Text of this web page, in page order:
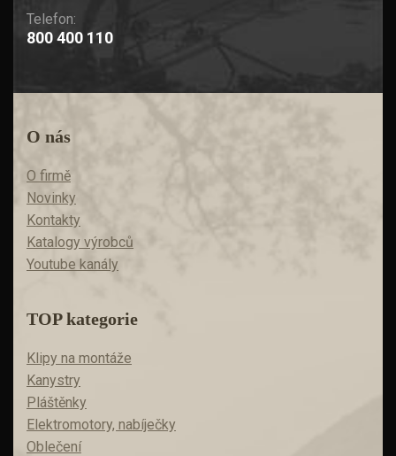
Telefon:
800 400 110
O nás
O firmě
Novinky
Kontakty
Katalogy výrobců
Youtube kanály
TOP kategorie
Klipy na montáže
Kanystry
Pláštěnky
Elektromotory, nabíječky
Oblečení